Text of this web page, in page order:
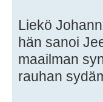
Liekö
hän sanoi
maailman
rauhan